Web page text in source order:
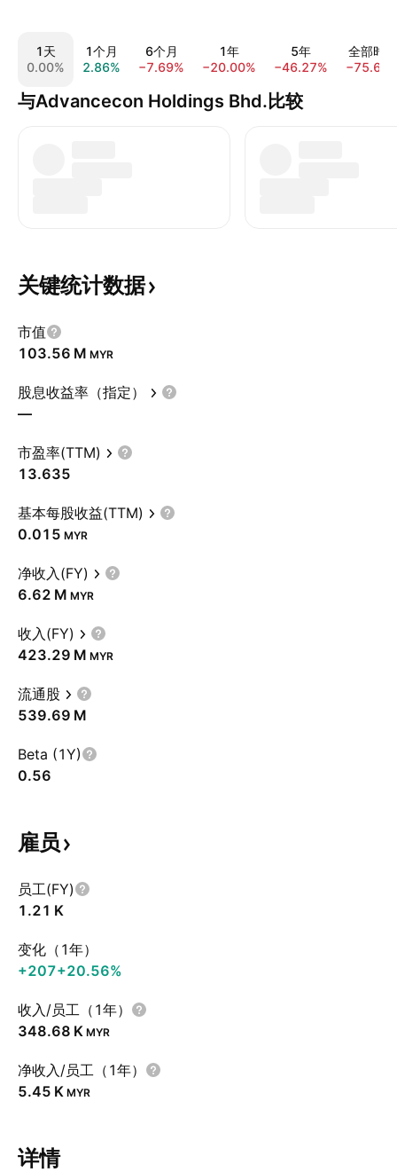
1天
0.00%
1个月
2.86%
6个月
−7.69%
1年
−20.00%
5年
−46.27%
全部时间
与Advancecon Holdings Bhd.比较
关键统计数据
市值
‪103.56 M‬ MYR
股息收益率（指定）
—
市盈率(TTM)
13.635
基本每股收益(TTM)
0.015 MYR
净收入(FY)
‪6.62 M‬ MYR
收入(FY)
‪423.29 M‬ MYR
流通股
‪539.69 M‬
Beta (1Y)
0.56
雇员
员工(FY)
‪1.21 K‬
变化（1年）
+207+20.56%
收入/员工（1年）
‪348.68 K‬ MYR
净收入/员工（1年）
‪5.45 K‬ MYR
详情